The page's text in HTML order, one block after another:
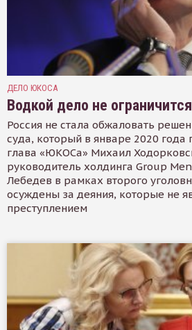
ДЕЛО ЮКОСА
Водкой дело не ограничится
Россия не стала обжаловать
суда, который в январе 2020 года
глава «ЮКОСа» Михаил
руководитель холдинга Group
Лебедев в рамках второго
осуждены за деяния, которые не
преступлением